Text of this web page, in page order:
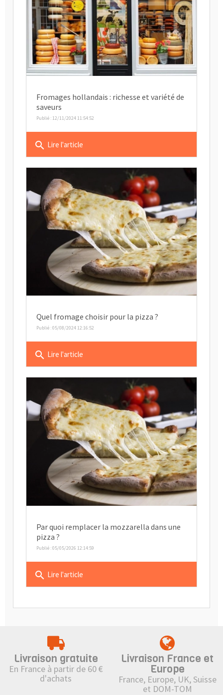
Fromages hollandais : richesse et variété de
saveurs
Publié : 12/11/2024 11:54:52
search Lire l'article
Quel fromage choisir pour la pizza ?
Publié : 05/08/2024 12:16:52
search Lire l'article
Par quoi remplacer la mozzarella dans une
pizza ?
Publié : 05/05/2026 12:14:59
search Lire l'article
Livraison gratuite
En France à partir de 60 €
d'achats
Livraison France et
Europe
France, Europe, UK, Suisse
et DOM-TOM